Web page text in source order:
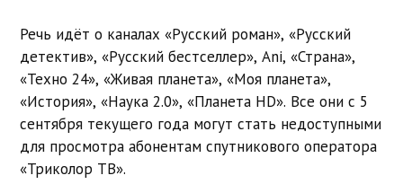
Речь идёт о каналах «Русский роман», «Русский
детектив», «Русский бестселлер», Ani, «Страна»,
«Техно 24», «Живая планета», «Моя планета»,
«История», «Наука 2.0», «Планета HD». Все они с 5
сентября текущего года могут стать недоступными
для просмотра абонентам спутникового оператора
«Триколор ТВ».